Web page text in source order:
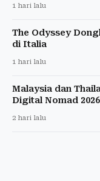
1 hari lalu
The Odyssey
di Italia
1 hari lalu
Malaysia dan
Digital Nomad 2026
2 hari lalu